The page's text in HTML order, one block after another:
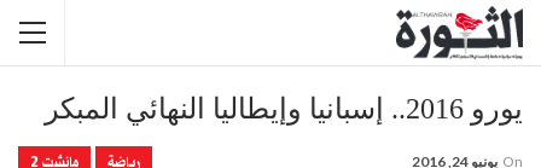
يورو 2016.. إسبانيا وإيطاليا النهائي المبكر
On يونيو 24, 2016